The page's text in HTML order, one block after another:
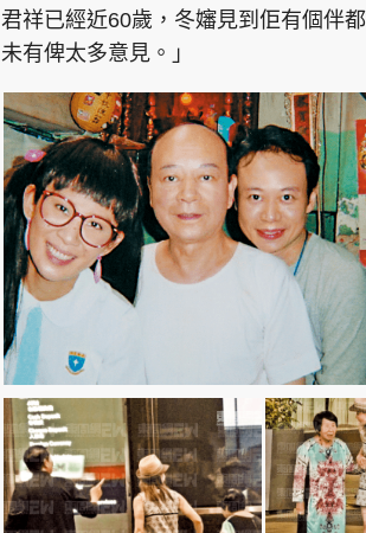
君祥已經近60歲，冬嬸見到佢有個伴
未有俾太多意見。」